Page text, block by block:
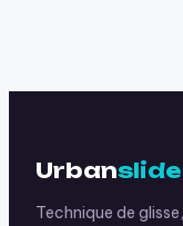
Urbanslide
Technique de